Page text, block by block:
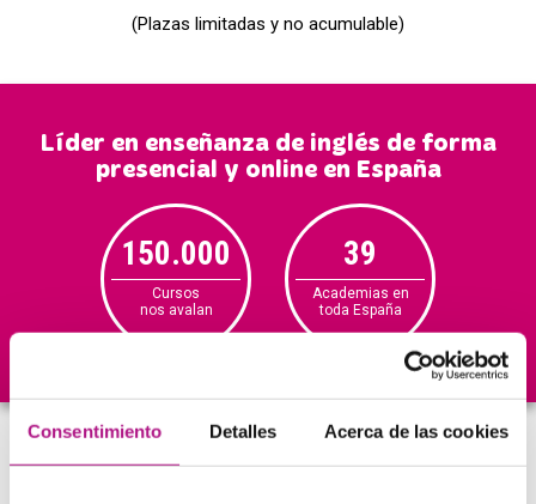
Consentimiento Detalles Acerca de las cookies
(Plazas limitadas y no acumulable)
Líder en enseñanza de inglés de forma
presencial y online en España
150.000
Cursos
nos avalan
39
Academias en
toda España
Método orientado en la